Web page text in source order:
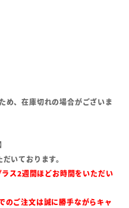
め、在庫切れの場合がございま
いております。
ス2週間ほどお時間をいただい
のご注文は誠に勝手ながらキャ